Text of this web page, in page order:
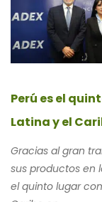
Perú es el
Latina y el
Gracias al gran
sus productos en
el quinto lugar